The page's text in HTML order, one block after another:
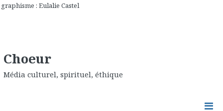
graphisme : Eulalie Castel
Choeur
Média culturel, spirituel, éthique